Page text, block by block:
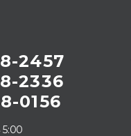
2457
2336
0156
5:00